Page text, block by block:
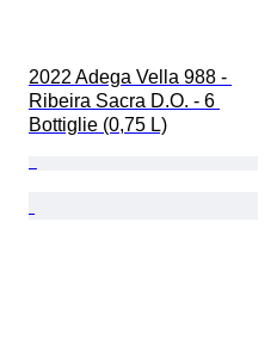
2022 Adega Vella 988 -
Ribeira Sacra D.O. - 6
Bottiglie (0,75 L)